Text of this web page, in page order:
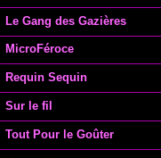
Le Gang des Gazières
MicroFéroce
Requin Sequin
Sur le fil
Tout Pour le Goûter